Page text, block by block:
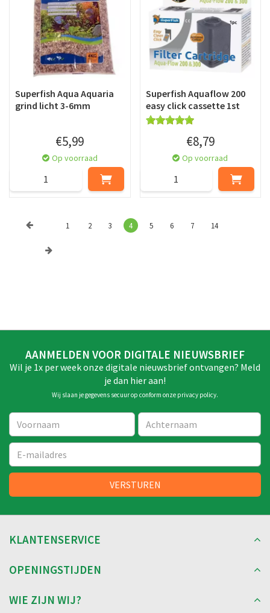
Superfish Aqua Aquaria
grind licht 3-6mm
€5,99
Op voorraad
Superfish Aquaflow 200
easy click cassette 1st
€8,79
Op voorraad
1 2 3 4 5 6 7 14
AANMELDEN VOOR DIGITALE NIEUWSBRIEF
Wil je 1x per week onze digitale nieuwsbrief ontvangen? Meld
je dan hier aan!
Wij slaan je gegevens secuur op conform onze privacy policy.
KLANTENSERVICE
OPENINGSTIJDEN
WIE ZIJN WIJ?